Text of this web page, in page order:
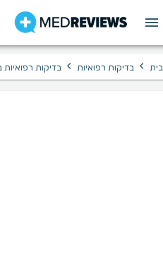
בית › בדיקות רפואיות › בדיקות